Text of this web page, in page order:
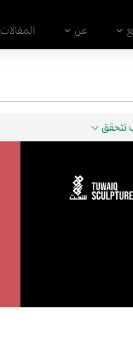
عن المقالات
تتحقق